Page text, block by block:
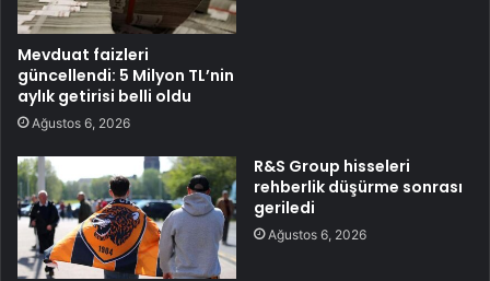
Mevduat faizleri
güncellendi: 5 Milyon TL’nin
aylık getirisi belli oldu
Ağustos 6, 2026
R&S Group hisseleri
rehberlik düşürme sonrası
geriledi
Ağustos 6, 2026